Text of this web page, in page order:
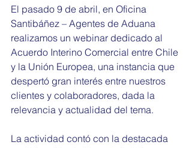
El pasado 9 de abril, en Oficina
Santibáñez – Agentes de Aduana
realizamos un webinar dedicado al
Acuerdo Interino Comercial entre Chile
y la Unión Europea, una instancia que
despertó gran interés entre nuestros
clientes y colaboradores, dada la
relevancia y actualidad del tema.
La actividad contó con la destacada